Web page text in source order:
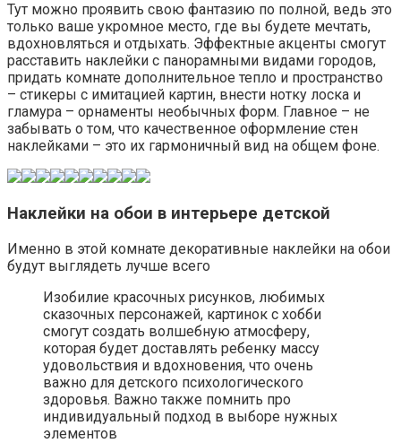
Тут можно проявить свою фантазию по полной, ведь это
только ваше укромное место, где вы будете мечтать,
вдохновляться и отдыхать. Эффектные акценты смогут
расставить наклейки с панорамными видами городов,
придать комнате дополнительное тепло и пространство
– стикеры с имитацией картин, внести нотку лоска и
гламура – орнаменты необычных форм. Главное – не
забывать о том, что качественное оформление стен
наклейками – это их гармоничный вид на общем фоне.
Наклейки на обои в интерьере детской
Именно в этой комнате декоративные наклейки на обои
будут выглядеть лучше всего
Изобилие красочных рисунков, любимых
сказочных персонажей, картинок с хобби
смогут создать волшебную атмосферу,
которая будет доставлять ребенку массу
удовольствия и вдохновения, что очень
важно для детского психологического
здоровья. Важно также помнить про
индивидуальный подход в выборе нужных
элементов